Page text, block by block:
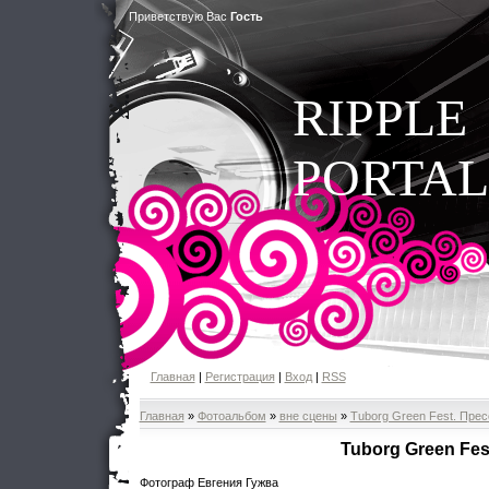
Приветствую Вас Гость
RIPPLE
PORTAL
Главная| Регистрация| Вход| RSS
Главная » Фотоальбом » вне сцены » Tuborg Green Fest.
Tuborg Green
Фотограф Евгения Гужва